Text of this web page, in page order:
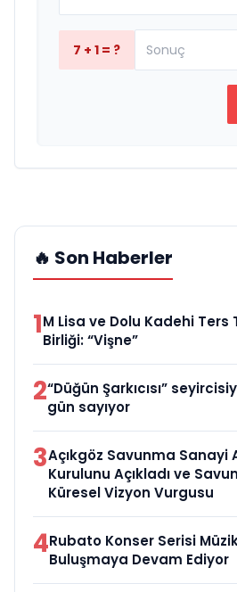
7 + 1 = ?
🔥 Son Haberler
1M Lisa ve Dolu Kadehi Ters
Birliği: “Vişne”
2“Düğün Şarkıcısı”
gün sayıyor
3Açıkgöz Savunma Sanayi
Kurulunu Açıkladı ve
Küresel Vizyon Vurgusu
4Rubato Konser Serisi
Buluşmaya Devam Ediyor